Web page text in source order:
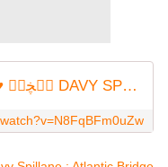
By the River of Gems ڰۣڿڰۣ ♥ ڰۣڿڰۣ DAVY SPILLANE